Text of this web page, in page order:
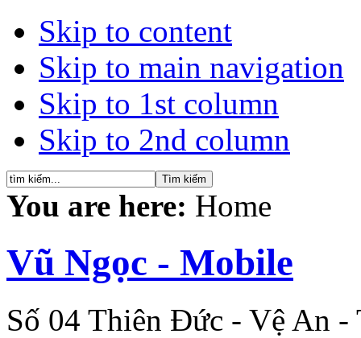
Skip to content
Skip to main navigation
Skip to 1st column
Skip to 2nd column
You are here: Home
Vũ Ngọc - Mobile
Số 04 Thiên Đức - Vệ An